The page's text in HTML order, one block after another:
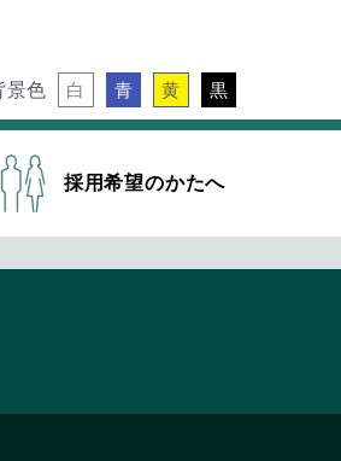
景色 白 青 黄 黒
採用希望のかたへ